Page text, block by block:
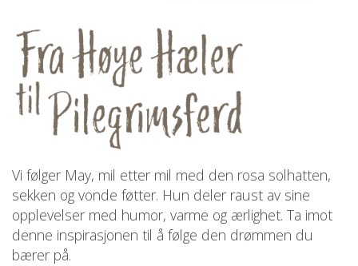
Vi følger May, mil etter mil med den rosa solhatten,
sekken og vonde føtter. Hun deler raust av sine
opplevelser med humor, varme og ærlighet. Ta imot
denne inspirasjonen til å følge den drømmen du
bærer på.